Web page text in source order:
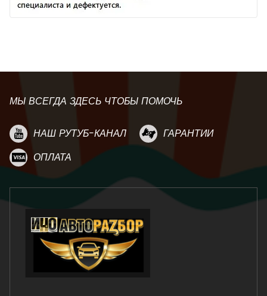
МЫ ВСЕГДА ЗДЕСЬ ЧТОБЫ ПОМОЧЬ
НАШ РУТУБ-КАНАЛ
ГАРАНТИИ
ОПЛАТА